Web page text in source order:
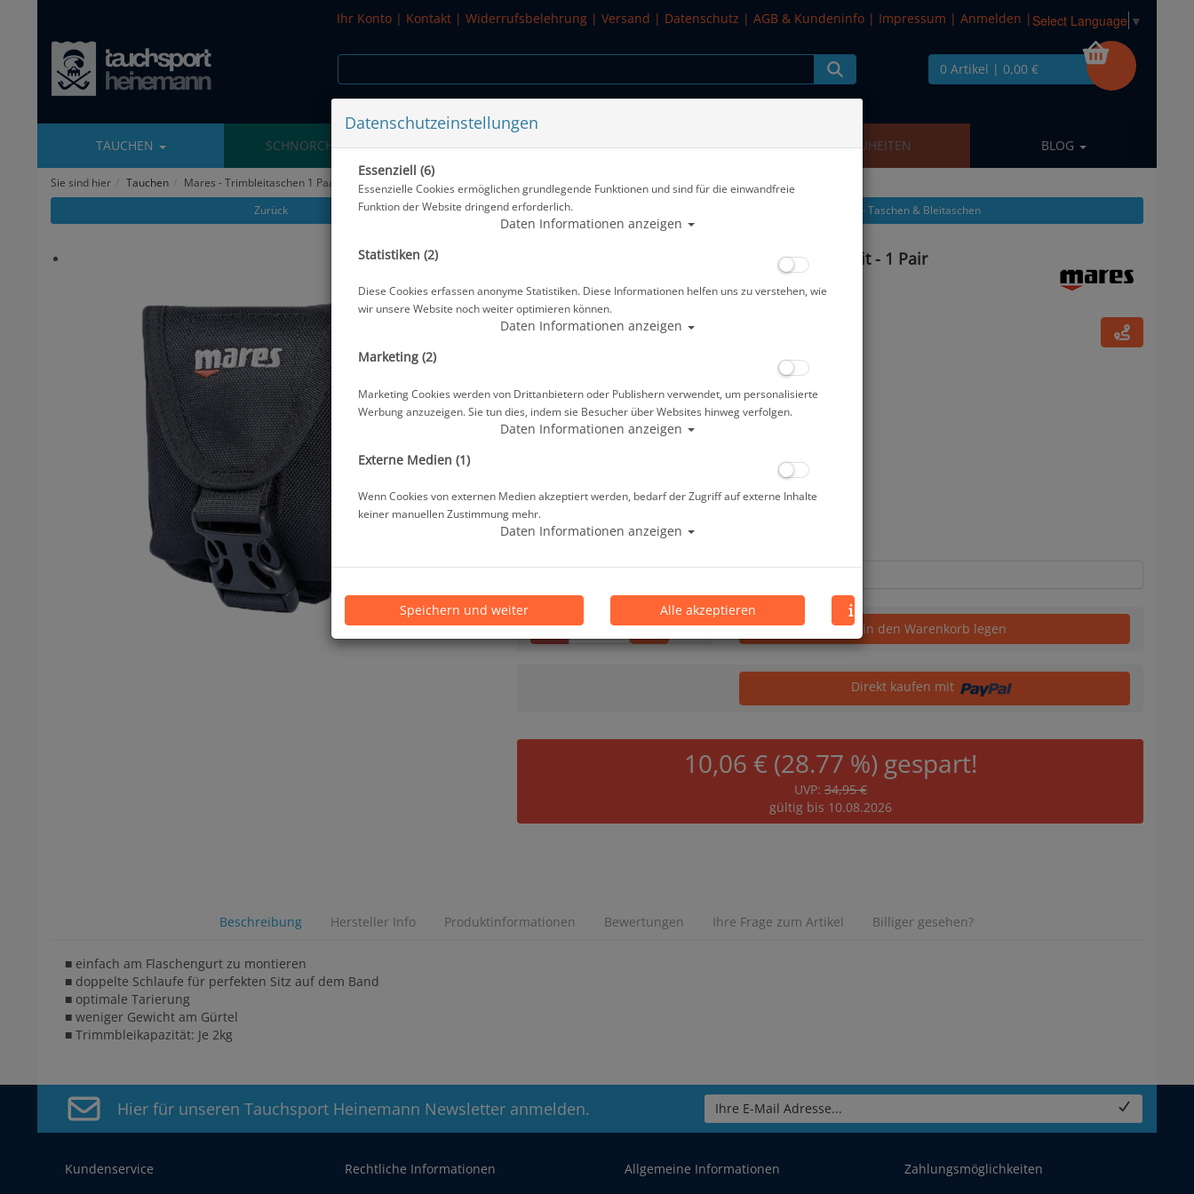
Ihr Konto | Kontakt | Widerrufsbelehrung | Versand | Datenschutz | AGB & Kundeninfo | Impressum | Anmelden | Select Language ▼
0 Artikel | 0,00 €
TAUCHEN SCHNORCHELN WASSERSPORT SALE NEUHEITEN BLOG
Sie sind hier Tauchen
Mares - Trimbleitaschen 1 Paar - Trim Wight Kit - 1 Pair
Zurück
Alle Artikel zeigen aus: Tarierjackets - Taschen & Bleitaschen
Mares - Trimbleitaschen 1 Paar - Trim Wight Kit - 1 Pair
Artikelnr.: mar-417964
Herstellerpreis: 34,95 €
Lieferbar in 1-3 Werktage, der Artikel ist auf Lager
Stk. in den Warenkorb legen
Direkt kaufen mit
10,06 € (28.77 %) gespart!
UVP:34,95 €
gültig bis 10.08.2026
Beschreibung Hersteller Info Produktinformationen Bewertungen Ihre Frage zum Artikel Billiger gesehen?
■ einfach am Flaschengurt zu montieren
■ doppelte Schlaufe für perfekten Sitz auf dem Band
■ optimale Tarierung
■ weniger Gewicht am Gürtel
■ Trimmbleikapazität: Je 2kg
Hier für unseren Tauchsport Heinemann Newsletter anmelden. Ihre E-Mail Adresse...
Kundenservice Rechtliche Informationen Allgemeine Informationen Zahlungsmöglichkeiten
Datenschutzeinstellungen
Essenziell (6)
Essenzielle Cookies ermöglichen grundlegende Funktionen und sind für die einwandfreie
Funktion der Website dringend erforderlich.
Daten Informationen anzeigen
Statistiken (2)
Diese Cookies erfassen anonyme Statistiken. Diese Informationen helfen uns zu verstehen, wie
wir unsere Website noch weiter optimieren können.
Daten Informationen anzeigen
Marketing (2)
Marketing Cookies werden von Drittanbietern oder Publishern verwendet, um personalisierte
Werbung anzuzeigen. Sie tun dies, indem sie Besucher über Websites hinweg verfolgen.
Daten Informationen anzeigen
Externe Medien (1)
Wenn Cookies von externen Medien akzeptiert werden, bedarf der Zugriff auf externe Inhalte
keiner manuellen Zustimmung mehr.
Daten Informationen anzeigen
Speichern und weiter Alle akzeptieren